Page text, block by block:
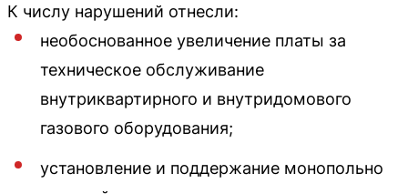
К числу нарушений отнесли:
необоснованное увеличение платы за
техническое обслуживание
внутриквартирного и внутридомового
газового оборудования;
установление и поддержание монопольно